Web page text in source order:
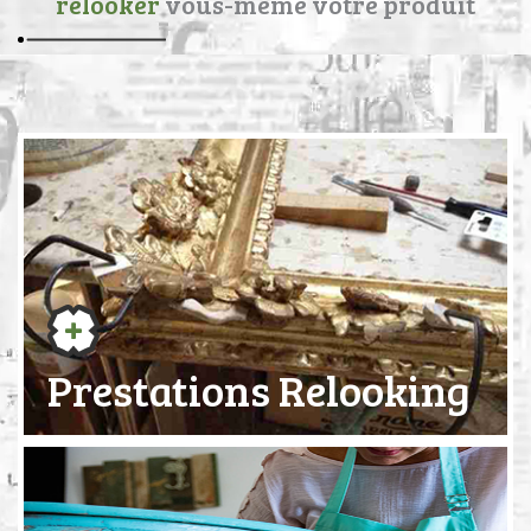
Prestations Relooking